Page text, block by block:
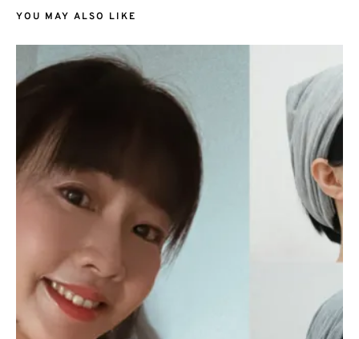
YOU MAY ALSO LIKE